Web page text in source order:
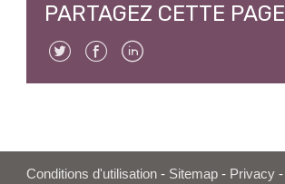
PARTAGEZ CETTE PAGE
Twitter Facebook
Conditions d'utilisation - Sitemap - Privacy -